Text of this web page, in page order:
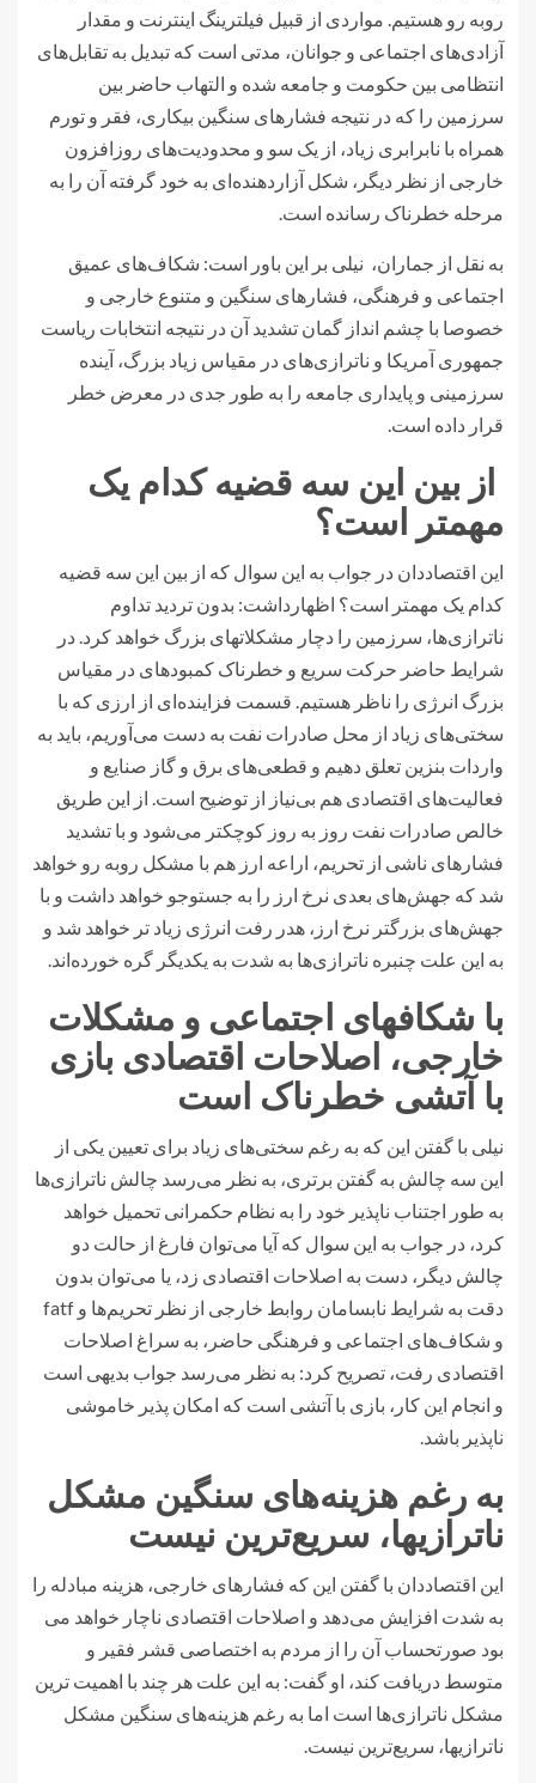
روبه رو هستیم. مواردی از قبیل فیلترینگ اینترنت و مقدار
آزادی‌های اجتماعی و جوانان، مدتی است که تبدیل به تقابل‌های
انتظامی بین حکومت و جامعه شده و التهاب حاضر بین
سرزمین را که در نتیجه فشارهای سنگین بیکاری، فقر و تورم
همراه با نابرابری زیاد، از یک سو و محدودیت‌های روزافزون
خارجی از نظر دیگر، شکل آزاردهنده‌ای به خود گرفته آن را به
مرحله خطرناک رسانده است.
به نقل از جماران، نیلی بر این باور است: شکاف‌های عمیق
اجتماعی و فرهنگی، فشارهای سنگین و متنوع خارجی و
خصوصا با چشم انداز گمان تشدید آن در نتیجه انتخابات ریاست
جمهوری آمریکا و ناترازی‌های در مقیاس زیاد بزرگ، آینده
سرزمینی و پایداری جامعه را به طور جدی در معرض خطر
قرار داده است.
از بین این سه قضیه کدام یک
مهمتر است؟
این اقتصاددان در جواب به این سوال که از بین این سه قضیه
کدام یک مهمتر است؟ اظهارداشت: بدون تردید تداوم
ناترازی‌ها، سرزمین را دچار مشکلاتهای بزرگ خواهد کرد. در
شرایط حاضر حرکت سریع و خطرناک کمبودهای در مقیاس
بزرگ انرژی را ناظر هستیم. قسمت فزاینده‌ای از ارزی که با
سختی‌های زیاد از محل صادرات نفت به دست می‌آوریم، باید به
واردات بنزین تعلق دهیم و قطعی‌های برق و گاز صنایع و
فعالیت‌های اقتصادی هم بی‌نیاز از توضیح است. از این طریق
خالص صادرات نفت روز به روز کوچکتر می‌شود و با تشدید
فشارهای ناشی از تحریم، اراعه ارز هم با مشکل روبه رو خواهد
شد که جهش‌های بعدی نرخ ارز را به جستوجو خواهد داشت و با
جهش‌های بزرگتر نرخ ارز، هدر رفت انرژی زیاد تر خواهد شد و
به این علت چنبره ناترازی‌ها به شدت به یکدیگر گره خورده‌اند.
با شکافهای اجتماعی و مشکلات
خارجی، اصلاحات اقتصادی بازی
با آتشی خطرناک است
نیلی با گفتن این که به رغم سختی‌های زیاد برای تعیین یکی از
این سه چالش به گفتن برتری، به نظر می‌رسد چالش ناترازی‌ها
به طور اجتناب ناپذیر خود را به نظام حکمرانی تحمیل خواهد
کرد، در جواب به این سوال که آیا می‌توان فارغ از حالت دو
چالش دیگر، دست به اصلاحات اقتصادی زد، یا می‌توان بدون
دقت به شرایط نابسامان روابط خارجی از نظر تحریم‌ها و fatf
و شکاف‌های اجتماعی و فرهنگی حاضر، به سراغ اصلاحات
اقتصادی رفت، تصریح کرد: به نظر می‌رسد جواب بدیهی است
و انجام این کار، بازی با آتشی است که امکان پذیر خاموشی
ناپذیر باشد.
به رغم هزینه‌های سنگین مشکل
ناترازیها، سریع‌ترین نیست
این اقتصاددان با گفتن این که فشارهای خارجی، هزینه مبادله را
به شدت افزایش می‌دهد و اصلاحات اقتصادی ناچار خواهد می
بود صورتحساب آن را از مردم به اختصاصی قشر فقیر و
متوسط دریافت کند، او گفت: به این علت هر چند با اهمیت ترین
مشکل ناترازی‌ها است اما به رغم هزینه‌های سنگین مشکل
ناترازیها، سریع‌ترین نیست.